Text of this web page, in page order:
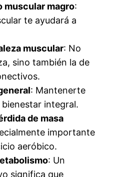
muscular magro:
te ayudará a
muscular: No
sino también la de
: Mantenerte
integral.
de masa
importante
aeróbico.
: Un
significa que